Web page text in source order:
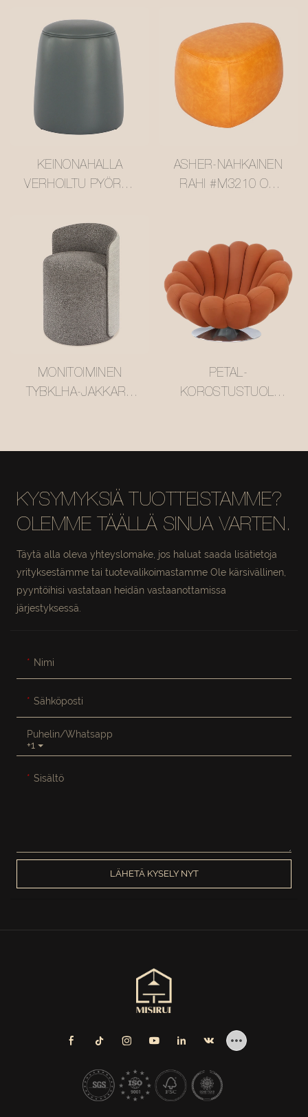
KEINONAHALLA
VERHOILTU PYÖREÄ
ASHER-NAHKAINEN
RAHI #M3210 ON
HUONEKALU
MONITOIMINEN
TYBKLHA-JAKKARA
TOIMISTOLLE ODM
MISIRUI
PETAL-
KOROSTUSTUOLI
KYSYMYKSIÄ TUOTTEISTAMME?
OLEMME TÄÄLLÄ SINUA VARTEN.
Täytä alla oleva yhteyslomake, jos haluat saada lisätietoja
yrityksestämme tai tuotevalikoimastamme Ole kärsivällinen,
pyyntöihisi vastataan heidän vastaanottamissa
järjestyksessä.
Nimi
Sähköposti
+1
Puhelin/whatsapp
Sisältö
LÄHETÄ KYSELY NYT